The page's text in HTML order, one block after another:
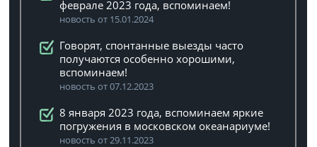
феврале 2023 года, вспоминаем!
новость от 15.01.2024
Говорят, спонтанные выезды часто
получаются особенно хорошими,
вспоминаем!
новость от 07.12.2023
8 января 2023 года, вспоминаем яркие
погружения в московском океанариуме!
новость от 29.11.2023